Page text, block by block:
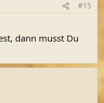
#15
dann musst Du